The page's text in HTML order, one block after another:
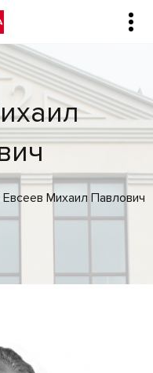
Евсеев Михаил Павлович